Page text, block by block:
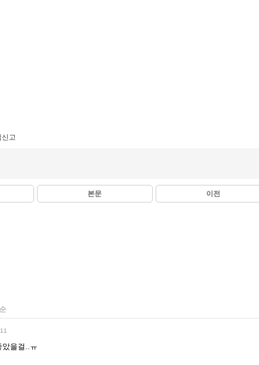
신고
본문 이전
았을걸..ㅠ